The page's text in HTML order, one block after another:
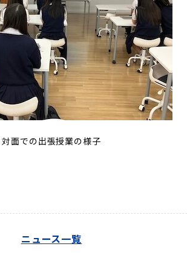
対面での出張授業の様子
ニュース一覧